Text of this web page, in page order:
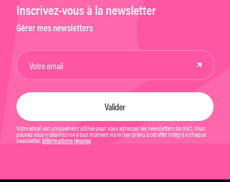
Inscrivez-vous à la newsletter
Gérer mes newsletters
Votre email est uniquement utilisé pour vous adresser les newsletters de mk2. Vous
pouvez vous y désinscrire à tout moment via le lien prévu à cet effet intégré à chaque
newsletter. Informations légales